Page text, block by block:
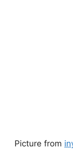
Picture from